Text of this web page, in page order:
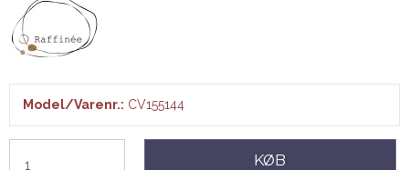
Model/Varenr.: CV155144
KØB